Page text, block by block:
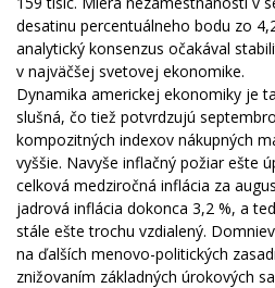
desatinu percentuálneho bodu zo
analytický konsenzus očakával
v najväčšej svetovej ekonomike.
Dynamika americkej ekonomiky je
slušná, čo tiež potvrdzujú
kompozitných indexov nákupných
vyššie. Navyše inflačný požiar ešte
celková medziročná inflácia za
jadrová inflácia dokonca 3,2 %, a
stále ešte trochu vzdialený.
na ďalších menovo-politických
znižovaním základných úrokových